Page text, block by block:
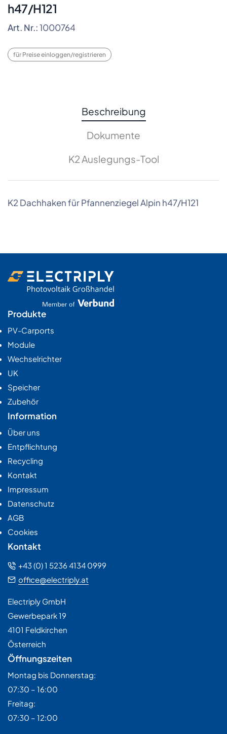
h47/H121
Art. Nr.:1000764
für Preise einloggen/registrieren
Beschreibung
Dokumente
K2 Auslegungs-Tool
K2 Dachhaken für Pfannenziegel Alpin h47/H121
Produkte
PV-Carports
Module
Wechselrichter
UK
Speicher
Zubehör
Information
Über uns
Entpflichtung
Recycling
Kontakt
Impressum
Datenschutz
AGB
Cookies
Kontakt
+43 (0) 1 5236 4134 0999
office@electriply.at
Electriply GmbH
Gewerbepark 19
4101 Feldkirchen
Österreich
Öffnungszeiten
Montag bis Donnerstag:
07:30 – 16:00
Freitag:
07:30 – 12:00